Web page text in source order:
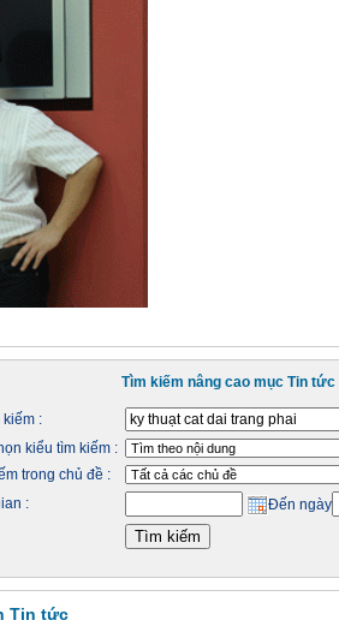
Tìm kiếm nâng cao mục Tin tức
kiếm :
kiểu tìm kiếm :
trong chủ đề :
:
Đến ngày
Tin tức